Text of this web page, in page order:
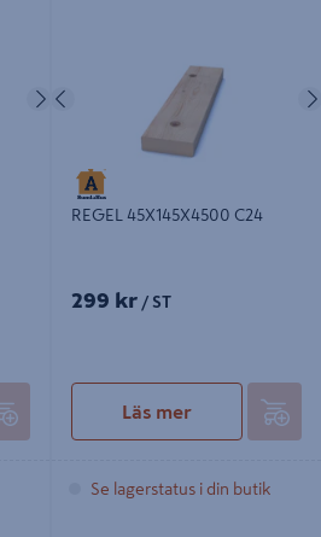
NästaFöregående
REGEL 45X145X4500 C24
299 kr / ST
Läs mer
Se lagerstatus i din butik